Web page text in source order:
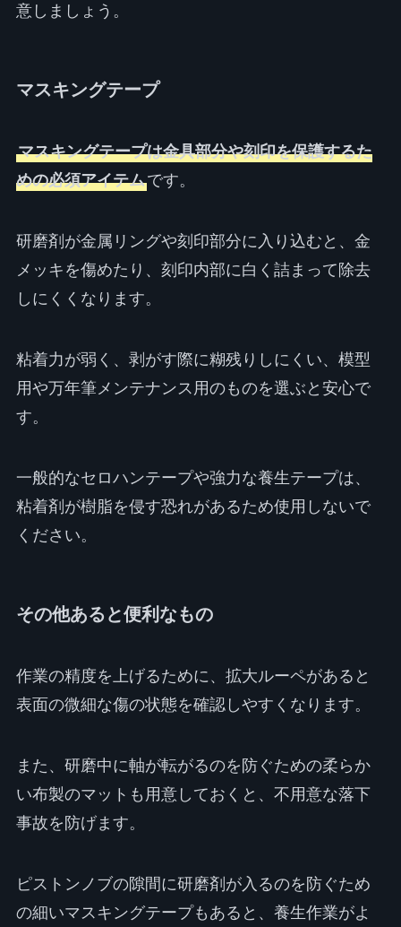
意しましょう。
マスキングテープ
マスキングテープは金具部分や刻印を保護するた
めの必須アイテムです。
研磨剤が金属リングや刻印部分に入り込むと、金
メッキを傷めたり、刻印内部に白く詰まって除去
しにくくなります。
粘着力が弱く、剥がす際に糊残りしにくい、模型
用や万年筆メンテナンス用のものを選ぶと安心で
す。
一般的なセロハンテープや強力な養生テープは、
粘着剤が樹脂を侵す恐れがあるため使用しないで
ください。
その他あると便利なもの
作業の精度を上げるために、拡大ルーペがあると
表面の微細な傷の状態を確認しやすくなります。
また、研磨中に軸が転がるのを防ぐための柔らか
い布製のマットも用意しておくと、不用意な落下
事故を防げます。
ピストンノブの隙間に研磨剤が入るのを防ぐため
の細いマスキングテープもあると、養生作業がよ